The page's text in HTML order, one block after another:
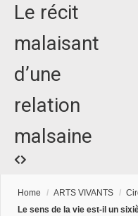
Le récit
malaisant
d’une
relation
malsaine
Home / ARTS VIVANTS /
Le sens de la vie est-il un